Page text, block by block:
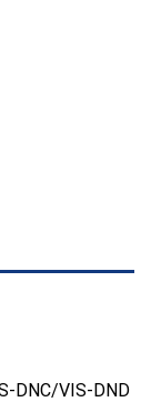
DNC/VIS-DND